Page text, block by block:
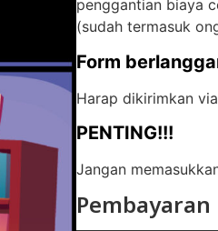
penggantian biaya
(sudah termasuk
Form
Harap dikirimkan
PENTING!!!
Jangan
Pembayaran